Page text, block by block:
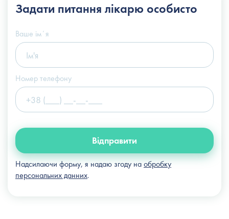
+38 (066) 122-6-111
info@slosser.com.ua
Задати питання лікарю особисто
Ваше імʼя
Номер телефону
Відправити
Надсилаючи форму, я надаю згоду наобробку
персональних данних.